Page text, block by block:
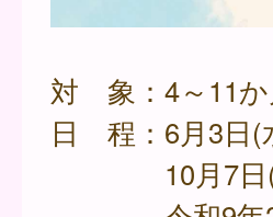
対 象：4～11か
日 程：6月3日(
10月7日(水)